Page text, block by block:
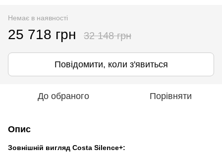
Немає в наявності
25 718 грн 32 148 грн
Повідомити, коли з'явиться
До обраного Порівняти
Опис
Зовнішній вигляд Costa Silence+: